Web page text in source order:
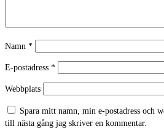
Namn *
E-postadress *
Webbplats
Spara mitt namn, min e-postadress och
till nästa gång jag skriver en kommentar.